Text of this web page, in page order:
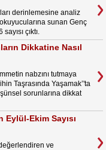
derinlemesine analiz
sunan Genç
çıktı.
Dikkatine Nasıl
nabzını tutmaya
Taşrasında Yaşamak’'ta
sorunlarına dikkat
Ekim Sayısı
ve